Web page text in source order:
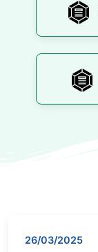
26/03/2025